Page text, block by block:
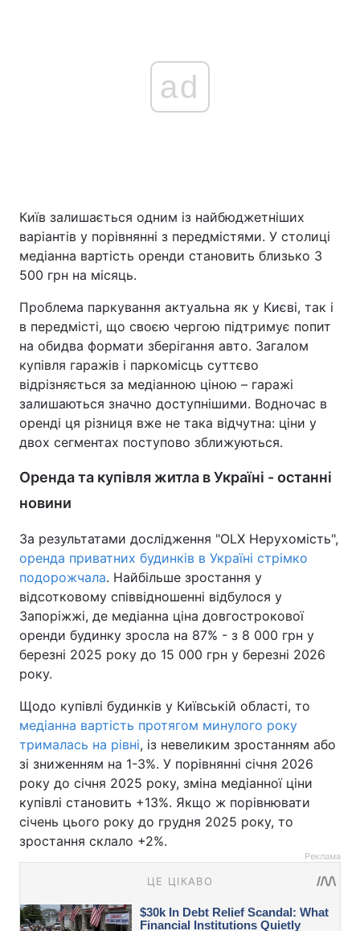
ad
Київ залишається одним із найбюджетніших
варіантів у порівнянні з передмістями. У столиці
медіанна вартість оренди становить близько 3
500 грн на місяць.
Проблема паркування актуальна як у Києві, так і
в передмісті, що своєю чергою підтримує попит
на обидва формати зберігання авто. Загалом
купівля гаражів і паркомісць суттєво
відрізняється за медіанною ціною – гаражі
залишаються значно доступнішими. Водночас в
оренді ця різниця вже не така відчутна: ціни у
двох сегментах поступово зближуються.
Оренда та купівля житла в Україні - останні
новини
За результатами дослідження "OLX Нерухомість",
оренда приватних будинків в Україні стрімко
подорожчала. Найбільше зростання у
відсотковому співвідношенні відбулося у
Запоріжжі, де медіанна ціна довгострокової
оренди будинку зросла на 87% - з 8 000 грн у
березні 2025 року до 15 000 грн у березні 2026
року.
Щодо купівлі будинків у Київській області, то
медіанна вартість протягом минулого року
трималась на рівні, із невеликим зростанням або
зі зниженням на 1-3%. У порівнянні січня 2026
року до січня 2025 року, зміна медіанної ціни
купівлі становить +13%. Якщо ж порівнювати
січень цього року до грудня 2025 року, то
зростання склало +2%.
Реклама